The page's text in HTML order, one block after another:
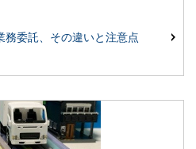
務委託、その違いと注意点